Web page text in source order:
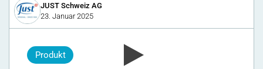
JUST Schweiz AG
23. Januar 2025
Produkt